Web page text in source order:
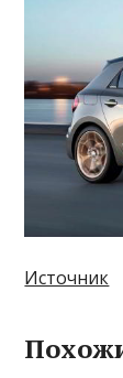
Источник